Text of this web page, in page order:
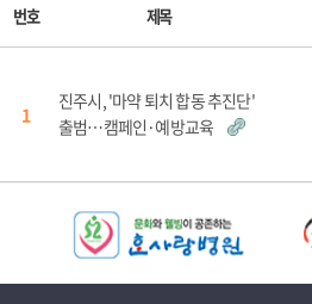
번호 제목
1
진주시, '마약 퇴치 합동 추진단'
출범…캠페인·예방교육